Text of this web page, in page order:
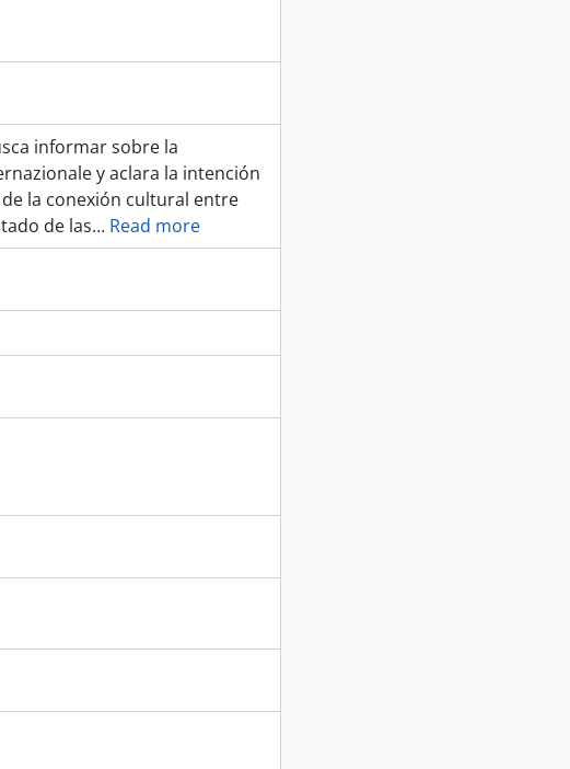
informar sobre la
y aclara la intención
la conexión cultural entre
de las… Read more